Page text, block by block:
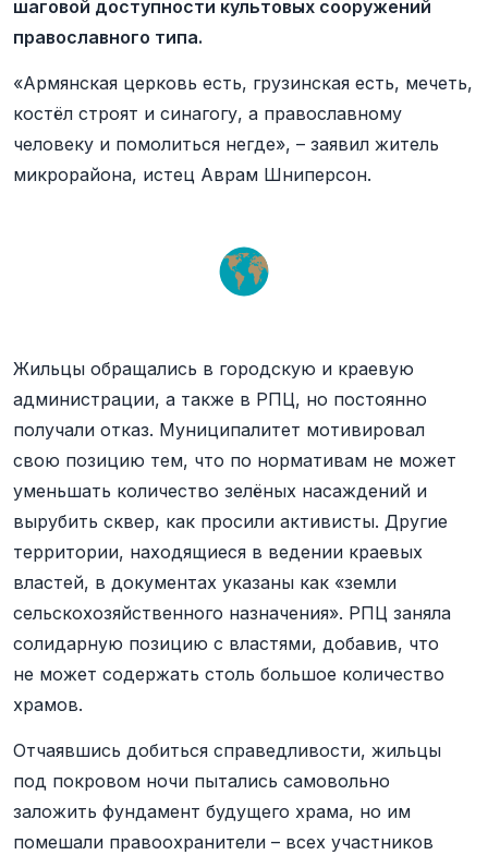
шаговой доступности культовых сооружений
православного типа.
«Армянская церковь есть, грузинская есть, мечеть,
костёл строят и синагогу, а православному
человеку и помолиться негде», – заявил житель
микрорайона, истец Аврам Шниперсон.
Жильцы обращались в городскую и краевую
администрации, а также в РПЦ, но постоянно
получали отказ. Муниципалитет мотивировал
свою позицию тем, что по нормативам не может
уменьшать количество зелёных насаждений и
вырубить сквер, как просили активисты. Другие
территории, находящиеся в ведении краевых
властей, в документах указаны как «земли
сельскохозяйственного назначения». РПЦ заняла
солидарную позицию с властями, добавив, что
не может содержать столь большое количество
храмов.
Отчаявшись добиться справедливости, жильцы
под покровом ночи пытались самовольно
заложить фундамент будущего храма, но им
помешали правоохранители – всех участников